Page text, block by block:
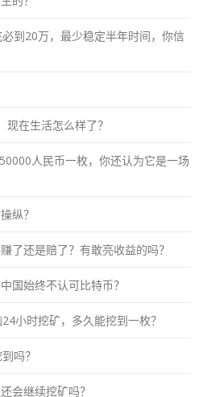
到20万，最少稳定半年时间，你信
在生活怎么样了？
人民币一枚，你还认为它是一场
纵？
了还是赔了？有敢亮收益的吗？
国始终不认可比特币？
小时挖矿，多久能挖到一枚？
吗？
会继续挖矿吗？